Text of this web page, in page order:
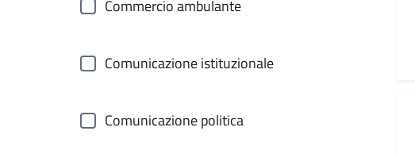
Commercio ambulante
Comunicazione istituzionale
Comunicazione politica